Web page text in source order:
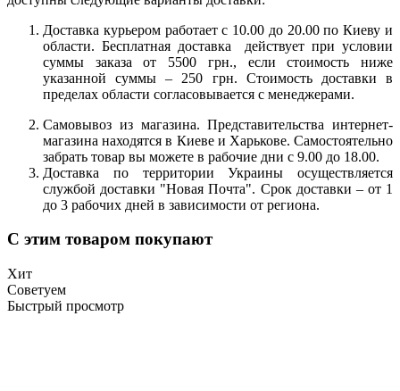
Доставка курьером работает с 10.00 до 20.00 по Киеву и
области. Бесплатная доставка действует при условии
суммы заказа от 5500 грн., если стоимость ниже
указанной суммы – 250 грн. Стоимость доставки в
пределах области согласовывается с менеджерами.
Самовывоз из магазина. Представительства интернет-
магазина находятся в Киеве и Харькове. Самостоятельно
забрать товар вы можете в рабочие дни с 9.00 до 18.00.
Доставка по территории Украины осуществляется
службой доставки "Новая Почта". Срок доставки – от 1
до 3 рабочих дней в зависимости от региона.
С этим товаром покупают
Хит
Советуем
Быстрый просмотр